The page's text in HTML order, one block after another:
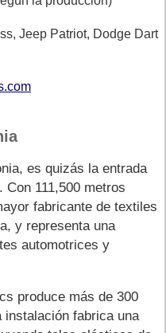
Jeep Patriot, Dodge Dart
es quizás la entrada
111,500 metros
fabricante de textiles
y representa una
automotrices y
produce más de 300
instalación fabrica una